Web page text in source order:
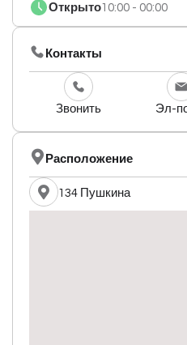
Открыто10:00 - 00:00
Контакты
Звонить Эл-
Расположение
134 Пушкина